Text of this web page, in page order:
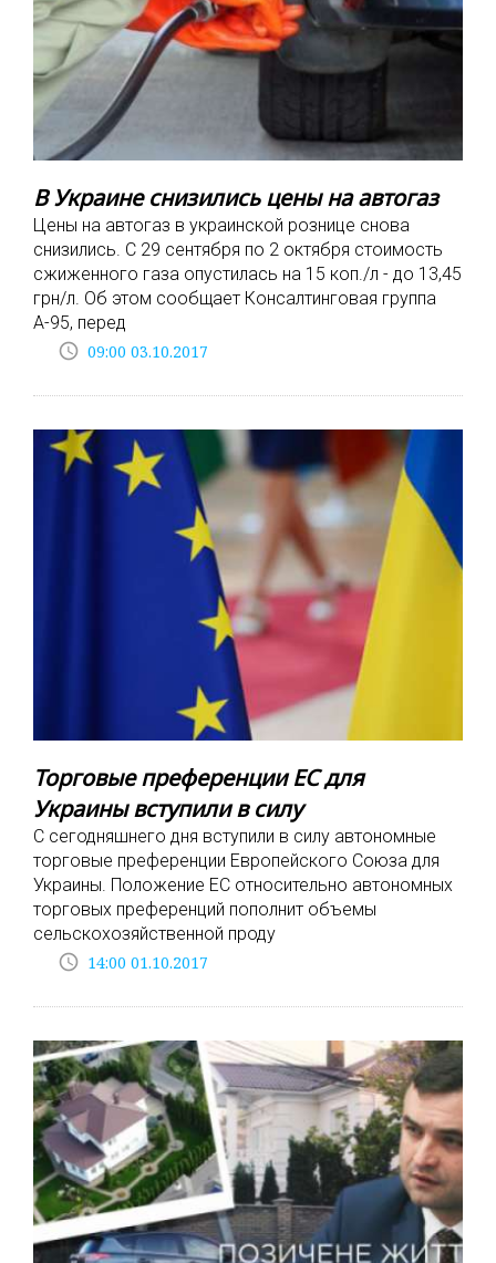
В Украине снизились цены на автогаз
Цены на автогаз в украинской рознице снова
снизились. С 29 сентября по 2 октября стоимость
сжиженного газа опустилась на 15 коп./л - до 13,45
грн/л. Об этом сообщает Консалтинговая группа
А-95, перед
access_time 09:00 03.10.2017
Торговые преференции ЕС для
Украины вступили в силу
С сегодняшнего дня вступили в силу автономные
торговые преференции Европейского Союза для
Украины. Положение ЕС относительно автономных
торговых преференций пополнит объемы
сельскохозяйственной проду
access_time 14:00 01.10.2017